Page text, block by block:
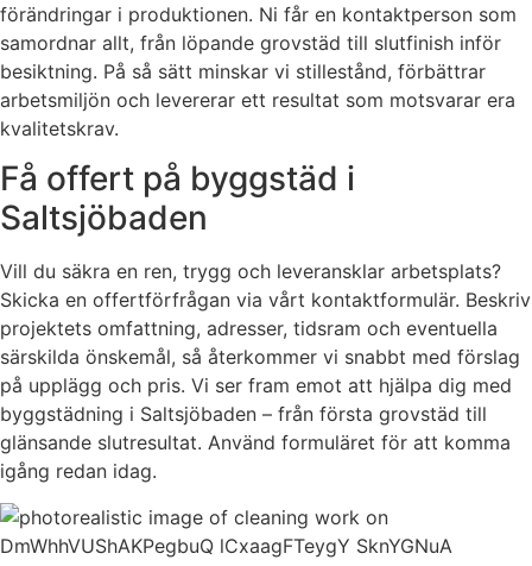
förändringar i produktionen. Ni får en kontaktperson som
samordnar allt, från löpande grovstäd till slutfinish inför
besiktning. På så sätt minskar vi stillestånd, förbättrar
arbetsmiljön och levererar ett resultat som motsvarar era
kvalitetskrav.
Få offert på byggstäd i
Saltsjöbaden
Vill du säkra en ren, trygg och leveransklar arbetsplats?
Skicka en offertförfrågan via vårt kontaktformulär. Beskriv
projektets omfattning, adresser, tidsram och eventuella
särskilda önskemål, så återkommer vi snabbt med förslag
på upplägg och pris. Vi ser fram emot att hjälpa dig med
byggstädning i Saltsjöbaden – från första grovstäd till
glänsande slutresultat. Använd formuläret för att komma
igång redan idag.